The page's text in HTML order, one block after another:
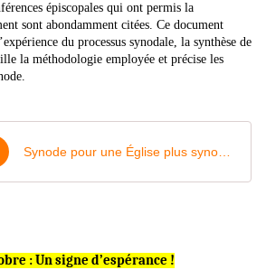
épiscopales qui ont permis la
sont abondamment citées. Ce document
du processus synodale, la synthèse de
la méthodologie employée et précise les
: Un signe d’espérance !